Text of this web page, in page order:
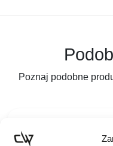
Poznaj podobne